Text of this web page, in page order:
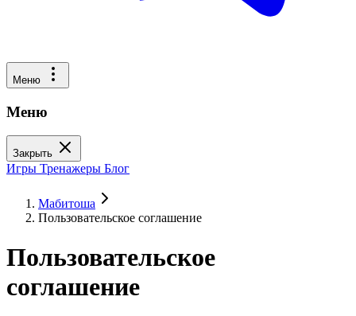
Меню
Меню
Закрыть
Игры Тренажеры Блог
Мабитоша
Пользовательское соглашение
Пользовательское
соглашение